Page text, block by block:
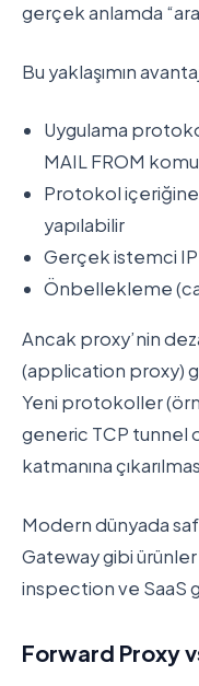
gerçek anlamda
Bu yaklaşımın
Uygulama
MAIL FROM
Protokol içeriğine
yapılabilir
Gerçek istemci
Önbellekleme
Ancak proxy’nin
(application proxy)
Yeni protokoller
generic TCP tunnel
katmanına
Modern dünyada
Gateway gibi
inspection ve SaaS
Forward Proxy